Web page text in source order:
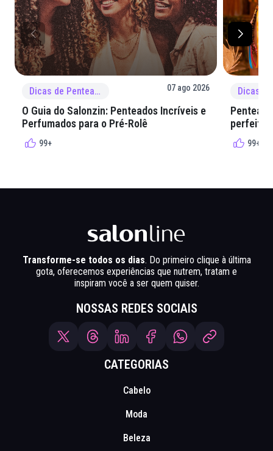
Dicas de Penteado 07 ago 2026
O Guia do Salonzin: Penteados Incríveis e
Perfumados para o Pré-Rolê
99+
perfeita
99+
Transforme-se todos os dias. Do primeiro clique à última
gota, oferecemos experiências que nutrem, tratam e
inspiram você a ser quem quiser.
NOSSAS REDES SOCIAIS
CATEGORIAS
Cabelo
Moda
Beleza